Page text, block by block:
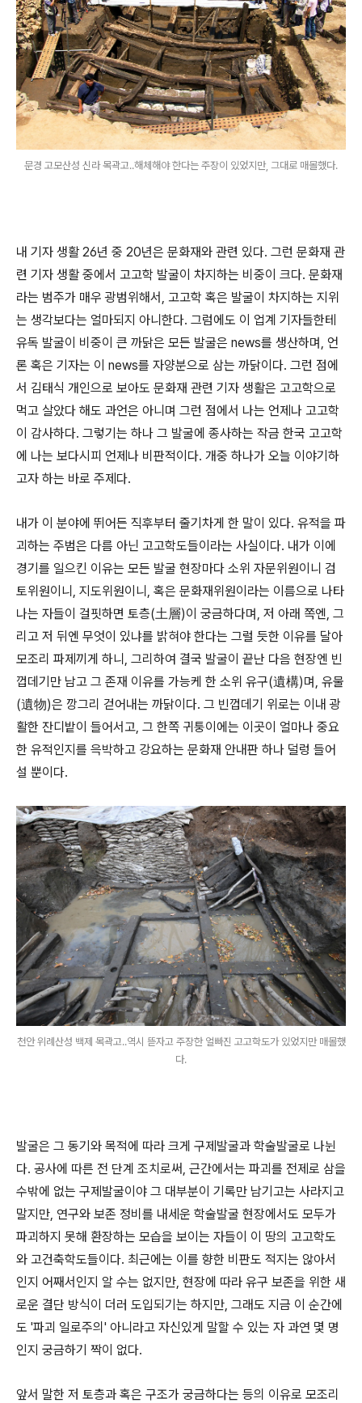
문경 고모산성 신라 목곽고..해체해야 한다는 주장이 있었지만, 그대로 매몰했다.
내 기자 생활 26년 중 20년은 문화재와 관련 있다. 그런 문화재 관
련 기자 생활 중에서 고고학 발굴이 차지하는 비중이 크다. 문화재
라는 범주가 매우 광범위해서, 고고학 혹은 발굴이 차지하는 지위
는 생각보다는 얼마되지 아니한다. 그럼에도 이 업계 기자들한테
유독 발굴이 비중이 큰 까닭은 모든 발굴은 news를 생산하며, 언
론 혹은 기자는 이 news를 자양분으로 삼는 까닭이다. 그런 점에
서 김태식 개인으로 보아도 문화재 관련 기자 생활은 고고학으로
먹고 살았다 해도 과언은 아니며 그런 점에서 나는 언제나 고고학
이 감사하다. 그렇기는 하나 그 발굴에 종사하는 작금 한국 고고학
에 나는 보다시피 언제나 비판적이다. 개중 하나가 오늘 이야기하
고자 하는 바로 주제다.
내가 이 분야에 뛰어든 직후부터 줄기차게 한 말이 있다. 유적을 파
괴하는 주범은 다름 아닌 고고학도들이라는 사실이다. 내가 이에
경기를 일으킨 이유는 모든 발굴 현장마다 소위 자문위원이니 검
토위원이니, 지도위원이니, 혹은 문화재위원이라는 이름으로 나타
나는 자들이 걸핏하면 토층(土層)이 궁금하다며, 저 아래 쪽엔, 그
리고 저 뒤엔 무엇이 있냐를 밝혀야 한다는 그럴 듯한 이유를 달아
모조리 파제끼게 하니, 그리하여 결국 발굴이 끝난 다음 현장엔 빈
껍데기만 남고 그 존재 이유를 가능케 한 소위 유구(遺構)며, 유물
(遺物)은 깡그리 걷어내는 까닭이다. 그 빈껍데기 위로는 이내 광
활한 잔디밭이 들어서고, 그 한쪽 귀퉁이에는 이곳이 얼마나 중요
한 유적인지를 윽박하고 강요하는 문화재 안내판 하나 덜렁 들어
설 뿐이다.
천안 위례산성 백제 목곽고..역시 뜯자고 주장한 얼빠진 고고학도가 있었지만 매몰했
다.
발굴은 그 동기와 목적에 따라 크게 구제발굴과 학술발굴로 나뉜
다. 공사에 따른 전 단계 조치로써, 근간에서는 파괴를 전제로 삼을
수밖에 없는 구제발굴이야 그 대부분이 기록만 남기고는 사라지고
말지만, 연구와 보존 정비를 내세운 학술발굴 현장에서도 모두가
파괴하지 못해 환장하는 모습을 보이는 자들이 이 땅의 고고학도
와 고건축학도들이다. 최근에는 이를 향한 비판도 적지는 않아서
인지 어째서인지 알 수는 없지만, 현장에 따라 유구 보존을 위한 새
로운 결단 방식이 더러 도입되기는 하지만, 그래도 지금 이 순간에
도 '파괴 일로주의' 아니라고 자신있게 말할 수 있는 자 과연 몇 명
인지 궁금하기 짝이 없다.
앞서 말한 저 토층과 혹은 구조가 궁금하다는 등의 이유로 모조리